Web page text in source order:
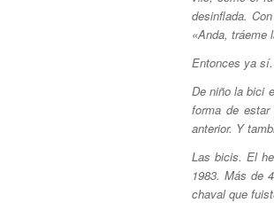
desinflada.
«Anda, tráeme
Entonces ya sí.
De niño la bici
forma de
anterior. Y
Las bicis. El
1983. Más de
chaval que